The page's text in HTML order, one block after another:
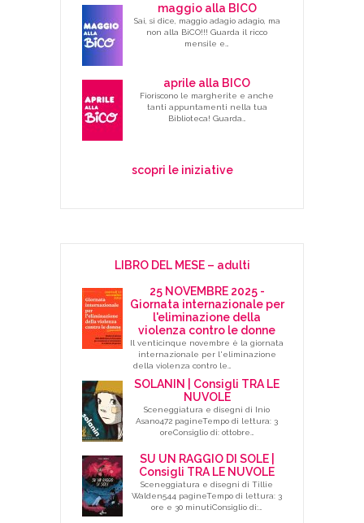
maggio alla BICO
Sai, si dice, maggio adagio adagio, ma
non alla BiCO!!! Guarda il ricco
mensile e…
aprile alla BICO
Fioriscono le margherite e anche
tanti appuntamenti nella tua
Biblioteca! Guarda…
scopri le iniziative
LIBRO DEL MESE – adulti
25 NOVEMBRE 2025 -
Giornata internazionale per
l'eliminazione della
violenza contro le donne
Il venticinque novembre è la giornata
internazionale per l'eliminazione
della violenza contro le…
SOLANIN | Consigli TRA LE
NUVOLE
Sceneggiatura e disegni di Inio
Asano472 pagineTempo di lettura: 3
oreConsiglio di: ottobre…
SU UN RAGGIO DI SOLE |
Consigli TRA LE NUVOLE
Sceneggiatura e disegni di Tillie
Walden544 pagineTempo di lettura: 3
ore e 30 minutiConsiglio di:…